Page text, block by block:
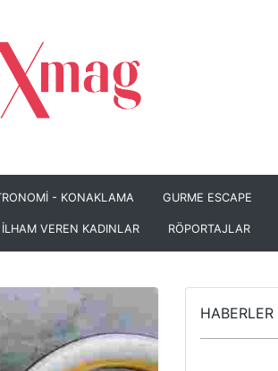
- KONAKLAMA GURME ESCAPE
İLHAM VEREN KADINLAR RÖPORTAJLAR
HABERLER